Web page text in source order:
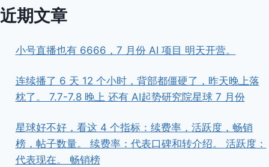
近期文章
小号直播也有 6666，7 月份 AI 项目 明天开营。
连续播了 6 天 12 个小时，背部都僵硬了，昨天晚上落
枕了。 7.7-7.8 晚上 还有 AI起势研究院星球 7 月份
星球好不好，看这 4 个指标：续费率，活跃度，畅销
榜，帖子数量。 续费率：代表口碑和转介绍。 活跃度：
代表现在。 畅销榜